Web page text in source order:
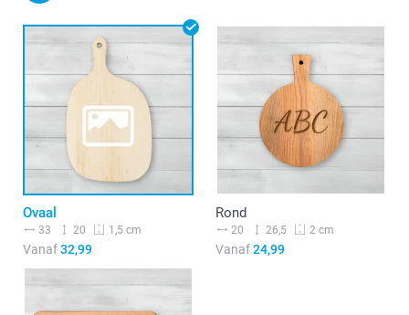
Ovaal
33 20 1,5 cm
Vanaf32,99
Rond
20 26,5 2 cm
Vanaf24,99